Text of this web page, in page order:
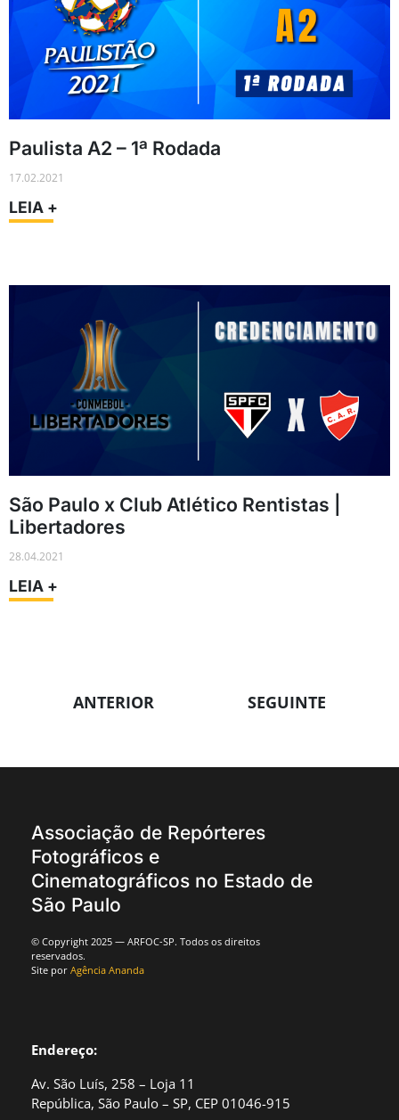
Paulista A2 – 1ª Rodada
17.02.2021
LEIA +
São Paulo x Club Atlético Rentistas |
Libertadores
28.04.2021
LEIA +
ANTERIOR SEGUINTE
Associação de Repórteres
Fotográficos e
Cinematográficos no Estado de
São Paulo
© Copyright 2025 — ARFOC-SP. Todos os direitos
reservados.
Site por Agência Ananda
Endereço:
Av. São Luís, 258 – Loja 11
República, São Paulo – SP, CEP 01046-915